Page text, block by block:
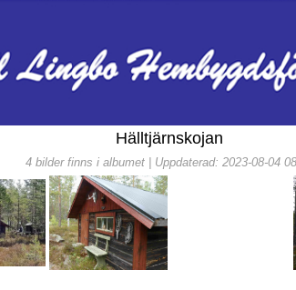
Hälltjärnskojan
4 bilder finns i albumet | Uppdaterad: 2023-08-04